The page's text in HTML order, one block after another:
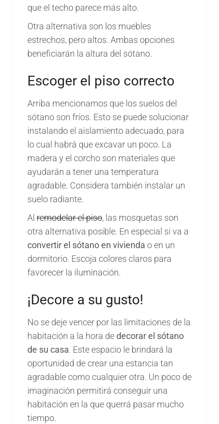
que el techo parece más alto.
Otra alternativa son los muebles
estrechos, pero altos. Ambas opciones
beneficiarán la altura del sótano.
Escoger el piso correcto
Arriba mencionamos que los suelos del
sótano son fríos. Esto se puede solucionar
instalando el aislamiento adecuado, para
lo cual habrá que excavar un poco. La
madera y el corcho son materiales que
ayudarán a tener una temperatura
agradable. Considera también instalar un
suelo radiante.
Al remodelar el piso, las mosquetas son
otra alternativa posible. En especial si va a
convertir el sótano en vivienda o en un
dormitorio. Escoja colores claros para
favorecer la iluminación.
¡Decore a su gusto!
No se deje vencer por las limitaciones de la
habitación a la hora dedecorar el sótano
de su casa. Este espacio le brindará la
oportunidad de crear una estancia tan
agradable como cualquier otra. Un poco de
imaginación permitirá conseguir una
habitación en la que querrá pasar mucho
tiempo.